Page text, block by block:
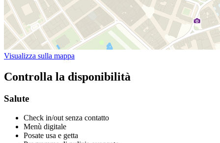
Visualizza sulla mappa
Controlla la disponibilità
Salute
Check in/out senza contatto
Menù digitale
Posate usa e getta